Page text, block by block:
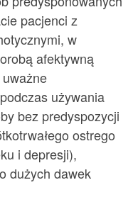
pacjenci z
w
afektywną
używania
bez predyspozycji
ostrego
i depresji),
dużych dawek